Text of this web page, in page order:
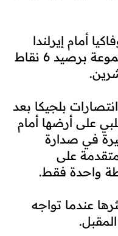
أمام إيرلندا
الشمالية (0-2) لتتصدر المجموعة برصيد 6 نقاط
بلجيكا بعد
على أرضها أمام
في صدارة
12 نقطة، متقدمة على
واحدة فقط.
عندما تواجه